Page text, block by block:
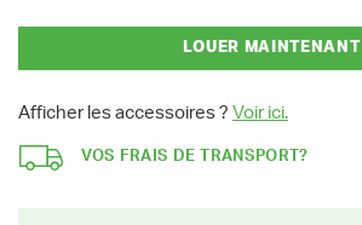
LOUER MAINTENANT
Afficher les accessoires ? Voir ici.
VOS FRAIS DE TRANSPORT?